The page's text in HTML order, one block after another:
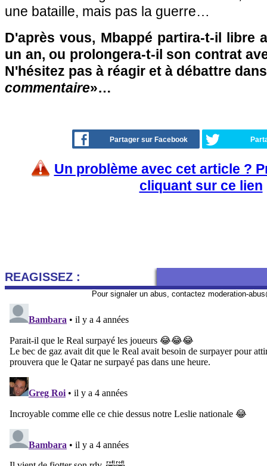
une bataille, mais pas la guerre…
D'après vous, Mbappé partira-t-il libre
un an, ou prolongera-t-il son contrat
N'hésitez pas à réagir et à débattre
commentaire»…
Partager sur Facebook
Un problème avec cet article ?
cliquant sur ce lien
REAGISSEZ :
Pour signaler un abus, contactez moderation-